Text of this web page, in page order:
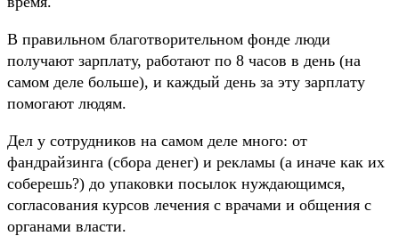
В правильном благотворительном фонде люди
получают зарплату, работают по 8 часов в день (на
самом деле больше), и каждый день за эту зарплату
помогают людям.
Дел у сотрудников на самом деле много: от
фандрайзинга (сбора денег) и рекламы (а иначе как их
соберешь?) до упаковки посылок нуждающимся,
согласования курсов лечения с врачами и общения с
органами власти.